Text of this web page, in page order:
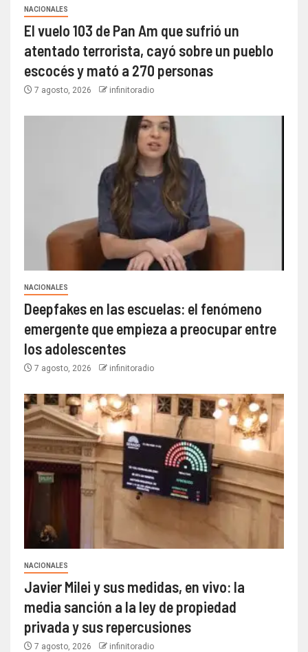
NACIONALES
El vuelo 103 de Pan Am que sufrió un
atentado terrorista, cayó sobre un pueblo
escocés y mató a 270 personas
7 agosto, 2026 infinitoradio
NACIONALES
Deepfakes en las escuelas: el fenómeno
emergente que empieza a preocupar entre
los adolescentes
7 agosto, 2026 infinitoradio
NACIONALES
Javier Milei y sus medidas, en vivo: la
media sanción a la ley de propiedad
privada y sus repercusiones
7 agosto, 2026 infinitoradio